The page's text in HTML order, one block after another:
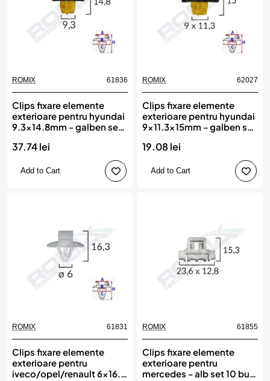
ROMIX 61836
Clips fixare elemente
exterioare pentru hyundai
9.3x14.8mm - galben set
37.74 lei
Add to Cart
ROMIX 62027
Clips fixare elemente
exterioare pentru hyundai
9x11.3x15mm - galben set
19.08 lei
Add to Cart
ROMIX 61831
Clips fixare elemente
exterioare pentru
iveco/opel/renault 6x16.3
ROMIX 61855
Clips fixare elemente
exterioare pentru
mercedes - alb set 10 buc,